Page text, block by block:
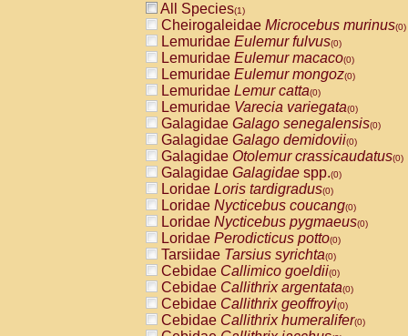
All Species(1)
Cheirogaleidae Microcebus murinus(0)
Lemuridae Eulemur fulvus(0)
Lemuridae Eulemur macaco(0)
Lemuridae Eulemur mongoz(0)
Lemuridae Lemur catta(0)
Lemuridae Varecia variegata(0)
Galagidae Galago senegalensis(0)
Galagidae Galago demidovii(0)
Galagidae Otolemur crassicaudatus(0)
Galagidae Galagidae spp.(0)
Loridae Loris tardigradus(0)
Loridae Nycticebus coucang(0)
Loridae Nycticebus pygmaeus(0)
Loridae Perodicticus potto(0)
Tarsiidae Tarsius syrichta(0)
Cebidae Callimico goeldii(0)
Cebidae Callithrix argentata(0)
Cebidae Callithrix geoffroyi(0)
Cebidae Callithrix humeralifer(0)